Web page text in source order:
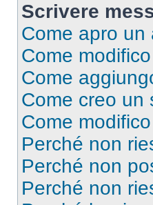
Scrivere
Come apro un
Come
Come
Come creo un
Come
Perché non
Perché non
Perché non